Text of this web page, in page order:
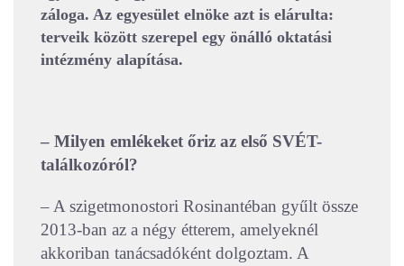
záloga. Az egyesület elnöke azt is elárulta:
terveik között szerepel egy önálló oktatási
intézmény alapítása.
– Milyen emlékeket őriz az első SVÉT-
találkozóról?
– A szigetmonostori Rosinantéban gyűlt össze
2013-ban az a négy étterem, amelyeknél
akkoriban tanácsadóként dolgoztam. A